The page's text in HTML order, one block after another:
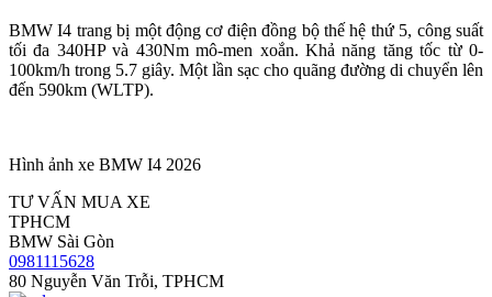
BMW I4 trang bị một động cơ điện đồng bộ thế hệ thứ 5, công suất
tối đa 340HP và 430Nm mô-men xoắn. Khả năng tăng tốc từ 0-
100km/h trong 5.7 giây. Một lần sạc cho quãng đường di chuyển lên
đến 590km (WLTP).
Hình ảnh xe BMW I4 2026
TƯ VẤN MUA XE
TPHCM
BMW Sài Gòn
0981115628
80 Nguyễn Văn Trỗi, TPHCM